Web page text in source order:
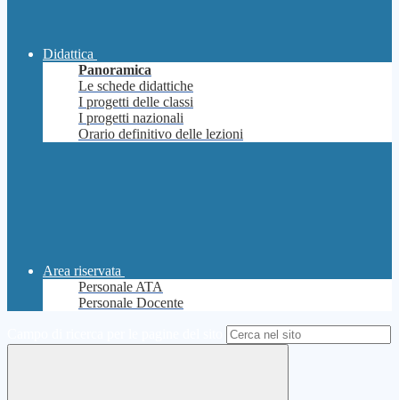
Didattica
Panoramica
Le schede didattiche
I progetti delle classi
I progetti nazionali
Orario definitivo delle lezioni
Area riservata
Personale ATA
Personale Docente